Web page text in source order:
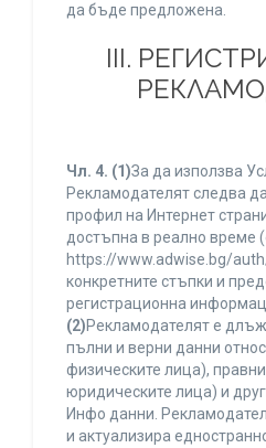
да бъде предложена.
ІІІ.
Чл. 4. (1)За да използва
Рекламодателят следва
профил на Интернет
достъпна в реално време
https://www.adwise.bg/
конкретните стъпки и
регистрационна
(2)Рекламодателят е
пълни и верни данни
физическите лица),
юридическите лица) и
Инфо данни.
и актуализира